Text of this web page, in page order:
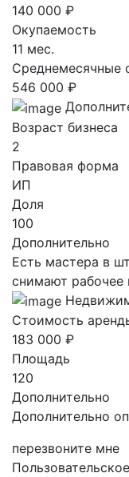
140 000 ₽
Окупаемость
11 мес.
Среднемесячные
546 000 ₽
Возраст бизнеса
2
Правовая форма
ИП
Доля
100
Дополнительно
Есть мастера в
снимают рабочее
Стоимость
183 000 ₽
Площадь
120
Дополнительно
Дополнительно
перезвоните мне